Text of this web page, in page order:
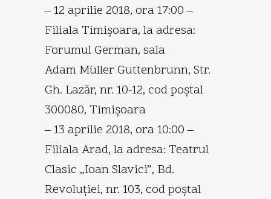
– 12 aprilie 2018, ora 17:00 –
Filiala Timişoara, la adresa:
Forumul German, sala
Adam Müller Guttenbrunn, Str.
Gh. Lazăr, nr. 10-12, cod poştal
300080, Timişoara
– 13 aprilie 2018, ora 10:00 –
Filiala Arad, la adresa: Teatrul
Clasic „Ioan Slavici”, Bd.
Revoluţiei, nr. 103, cod poştal